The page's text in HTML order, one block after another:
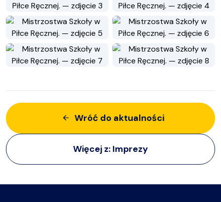
Wróć do aktualności
Więcej z: Imprezy